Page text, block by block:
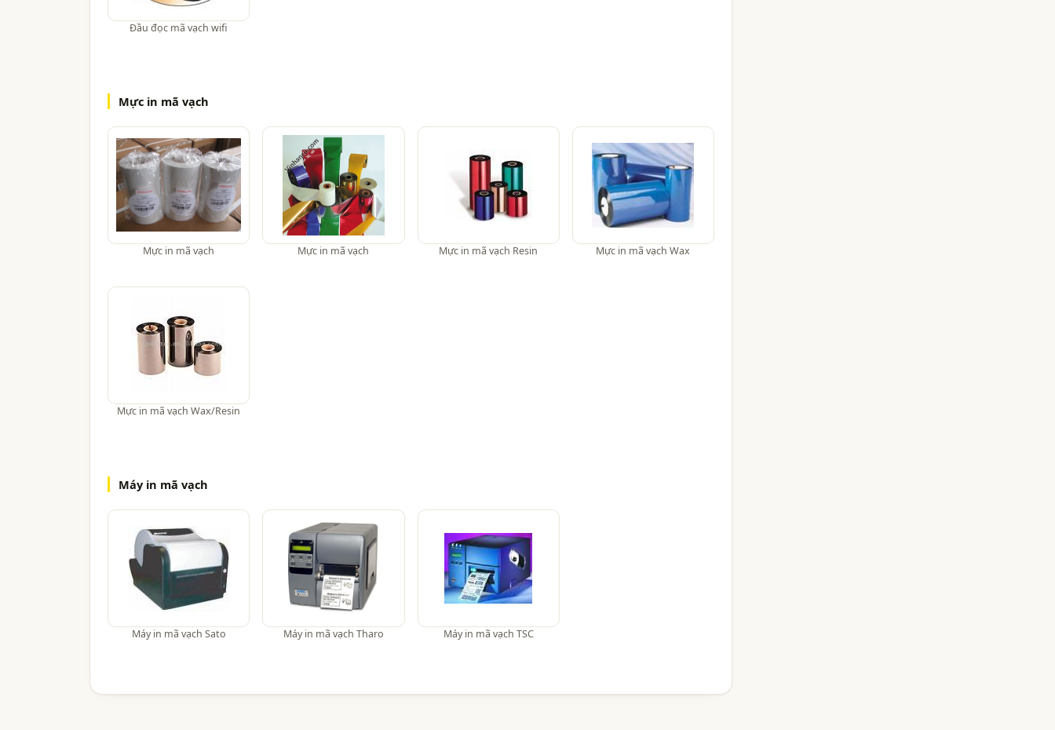
Đầu đọc mã vạch wifi
Mực in mã vạch
Mực in mã vạch Mực in mã vạch Mực in mã vạch Resin Mực in mã vạch Wax
Mực in mã vạch Wax/Resin
Máy in mã vạch
Máy in mã vạch Sato Máy in mã vạch Tharo Máy in mã vạch TSC